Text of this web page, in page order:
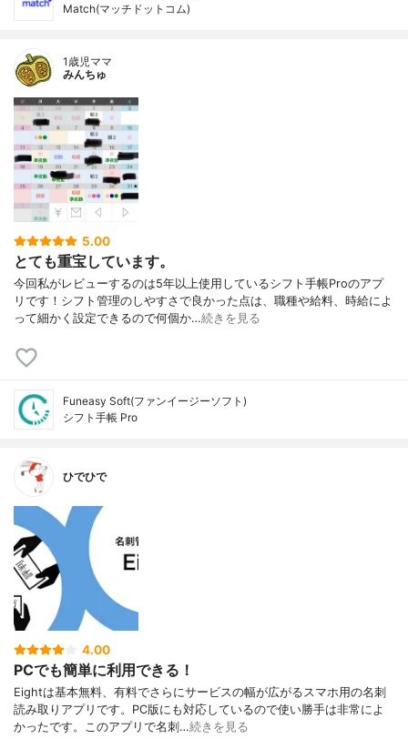
Match(マッチドットコム)
1歳児ママ
みんちゅ
5.00
とても重宝しています。
今回私がレビューするのは5年以上使用しているシフト手帳Proのアプ
リです！シフト管理のしやすさで良かった点は、職種や給料、時給によ
って細かく設定できるので何個か…続きを見る
Funeasy Soft(ファンイージーソフト)
シフト手帳 Pro
ひでひで
4.00
PCでも簡単に利用できる！
Eightは基本無料、有料でさらにサービスの幅が広がるスマホ用の名刺
読み取りアプリです。PC版にも対応しているので使い勝手は非常によ
かったです。このアプリで名刺…続きを見る